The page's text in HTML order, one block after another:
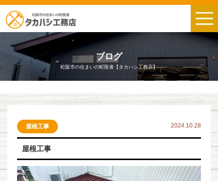
ブログ
松阪市の住まいの町医者【タカハシ工務店】
屋根工事 2024.10.28
屋根工事